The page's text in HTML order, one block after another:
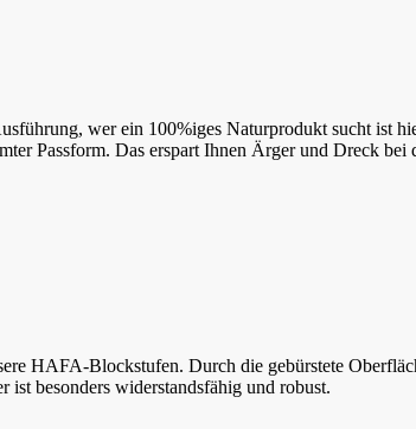
wer ein 100%iges Naturprodukt sucht ist
Passform. Das erspart Ihnen Ärger und Dreck bei
HAFA-Blockstufen. Durch die gebürstete
besonders widerstandsfähig und robust.